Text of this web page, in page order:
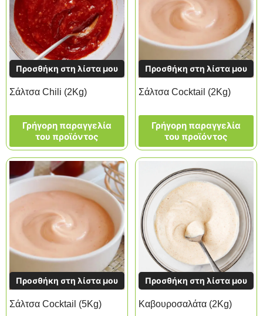
Προσθήκη στη λίστα μου
Σάλτσα Chili (2Kg)
Γρήγορη παραγγελία
του προϊόντος
Προσθήκη στη λίστα μου
Σάλτσα Cocktail (2Kg)
Γρήγορη παραγγελία
του προϊόντος
Προσθήκη στη λίστα μου
Σάλτσα Cocktail (5Kg)
Προσθήκη στη λίστα μου
Καβουροσαλάτα (2Kg)